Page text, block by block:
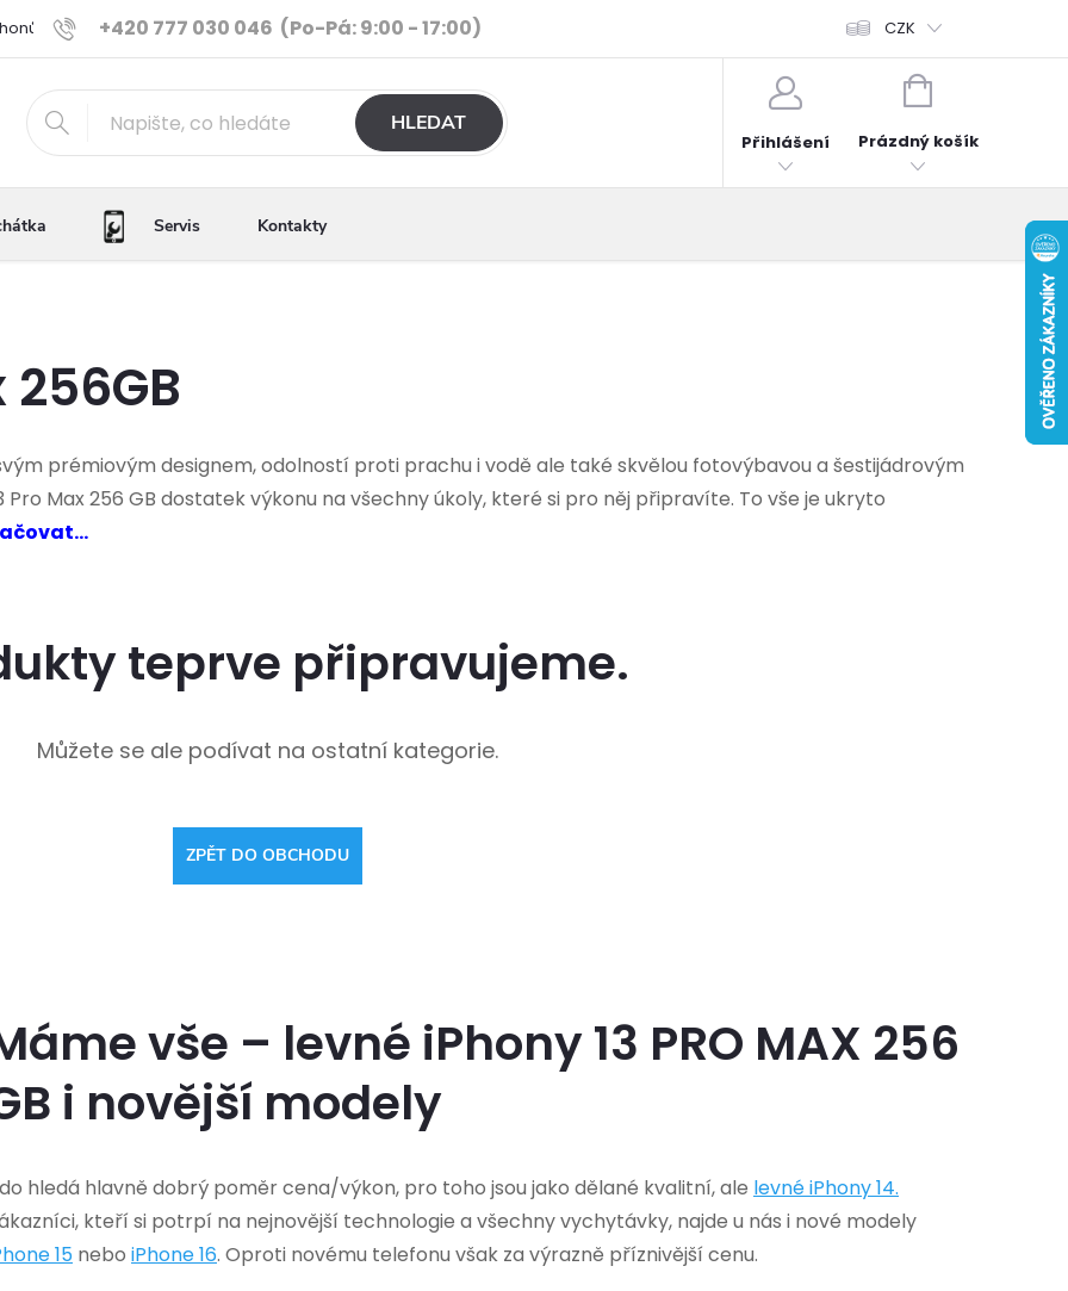
+420 777 030 046 (Po-Pá: 9:00 - 17:00)
Ověřené iPhony Výhody e-shopu Porovnání telefonů Hodnocení obchodu
CZK
HLEDAT
Přihlášení
NÁKUPNÍ
Prázdný košík
Servis Kontakty
256GB
prémiovým designem, odolností proti prachu i vodě ale také skvělou fotovýbavou a šestijádrovým
Max 256 GB dostatek výkonu na všechny úkoly, které si pro něj připravíte. To vše je ukryto
teprve připravujeme.
Můžete se ale podívat na ostatní kategorie.
ZPĚT DO OBCHODU
vše – levné iPhony 13 PRO MAX 256
i novější modely
hledá hlavně dobrý poměr cena/výkon, pro toho jsou jako dělané kvalitní, ale levnéiPhony 14.
kteří si potrpí na nejnovější technologie a všechny vychytávky, najde u nás i nové modely
15 nebo iPhone 16. Oproti novému telefonu však za výrazně příznivější cenu.